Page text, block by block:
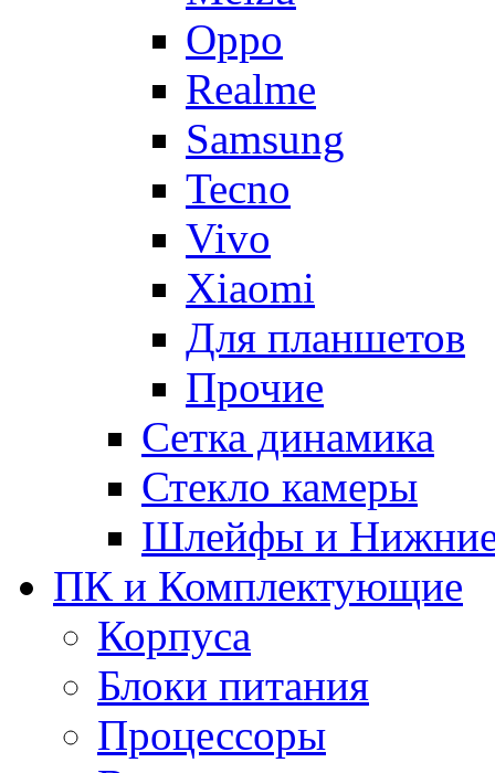
Oppo
Realme
Samsung
Tecno
Vivo
Xiaomi
Для планшетов
Прочие
Сетка динамика
Стекло камеры
Шлейфы и
ПК и Комплектующие
Корпуса
Блоки питания
Процессоры